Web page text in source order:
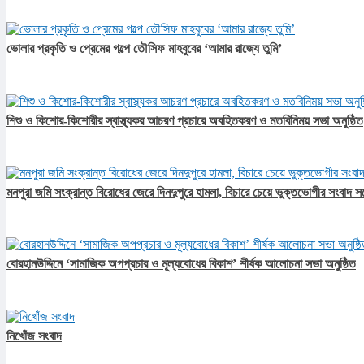
ভোলার প্রকৃতি ও প্রেমের গল্পে তৌসিফ মাহবুবের ‘আমার রাজ্যে তুমি’
শিশু ও কিশোর-কিশোরীর স্বাস্থ্যকর আচরণ প্রচারে অবহিতকরণ ও মতবিনিময় সভা অনুষ্ঠিত
মনপুরা জমি সংক্রান্ত বিরোধের জেরে দিনদুপুরে হামলা, বিচারে চেয়ে ভুক্তভোগীর সংবাদ
বোরহানউদ্দিনে ‘সামাজিক অপপ্রচার ও মূল্যবোধের বিকাশ’ শীর্ষক আলোচনা সভা অনুষ্ঠিত
নিখোঁজ সংবাদ